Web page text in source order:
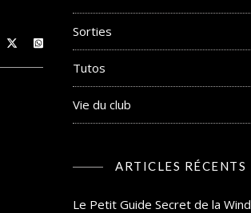
Sorties
Tutos
Vie du club
ARTICLES RÉCENTS
Le Petit Guide Secret de la Wind